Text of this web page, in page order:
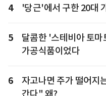
4 '당근'에서 구한 20대
5
달콤한 '스테비아 토마
가공식품이었다
6
자고나면 주가 떨어지
간다" 왜?